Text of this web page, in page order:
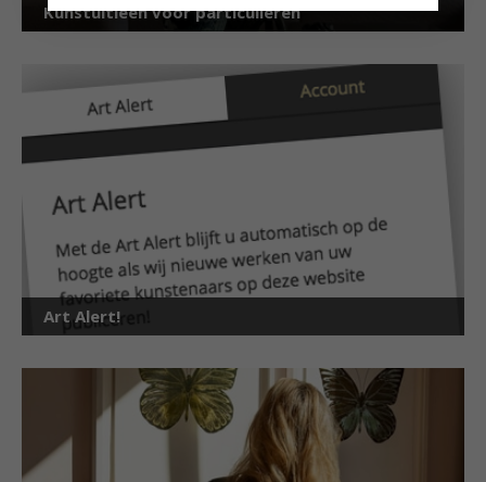
Kunstuitleen voor particulieren
Art Alert!